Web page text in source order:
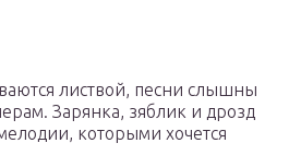
листвой, песни слышны
Зарянка, зяблик и дрозд
которыми хочется